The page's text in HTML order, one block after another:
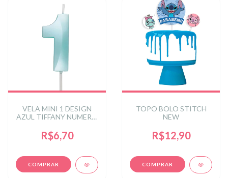
VELA MINI 1 DESIGN
AZUL TIFFANY NUMERO
R$6,70
TOPO BOLO STITCH
NEW
R$12,90